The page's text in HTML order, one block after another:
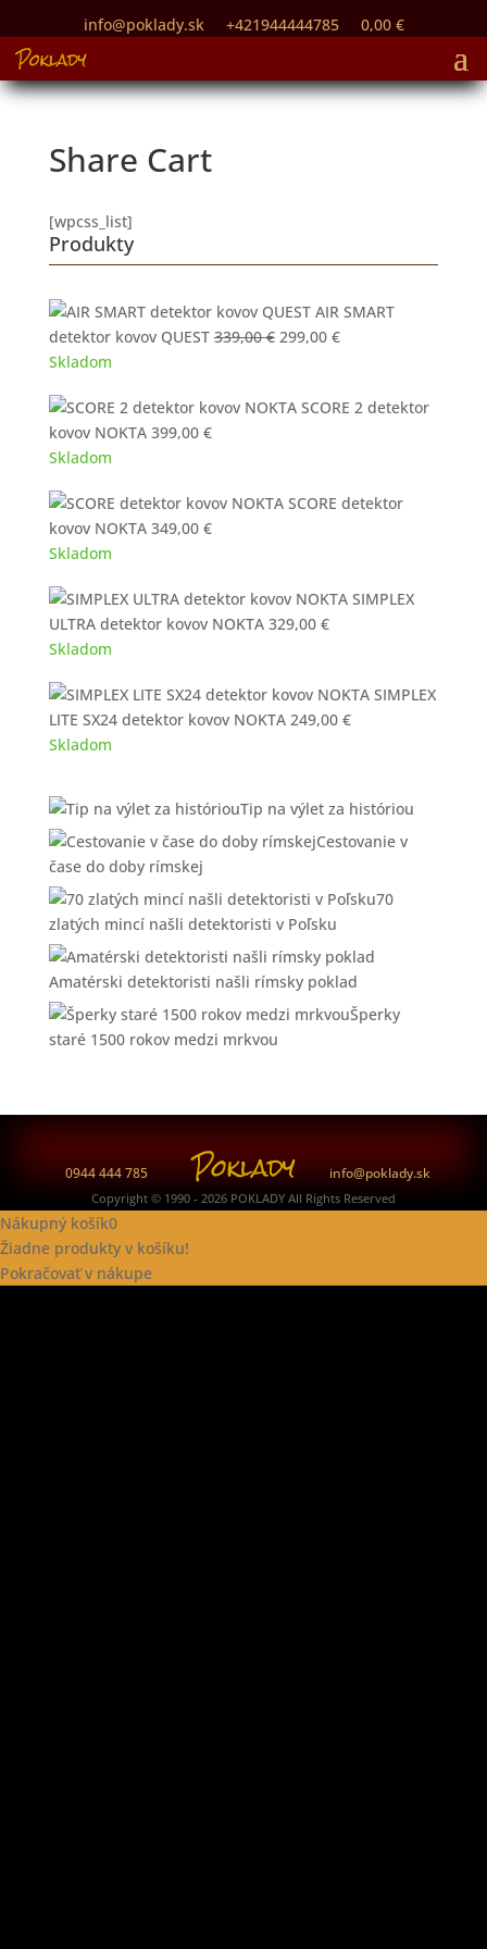
info@poklady.sk +421944444785 0,00 €
Share Cart
[wpcss_list]
Produkty
AIR SMART
detektor kovov QUEST 339,00€ Pôvodná
339,00 €.
299,00 €Aktuálna
299,00 €.
Skladom
SCORE 2 detektor
kovov NOKTA 399,00 €
Skladom
SCORE detektor
kovov NOKTA 349,00 €
Skladom
SIMPLEX
ULTRA detektor kovov NOKTA 329,00 €
Skladom
SIMPLEX
LITE SX24 detektor kovov NOKTA 249,00 €
Skladom
Tip na výlet za históriou
Cestovanie v
čase do doby rímskej
70
zlatých mincí našli detektoristi v Poľsku
Amatérski detektoristi našli rímsky poklad
Šperky
staré 1500 rokov medzi mrkvou
0944 444 785 info@poklady.sk
Copyright © 1990 - 2026 POKLADY All Rights Reserved
Nákupný košík0
Žiadne produkty v košíku!
Pokračovať v nákupe